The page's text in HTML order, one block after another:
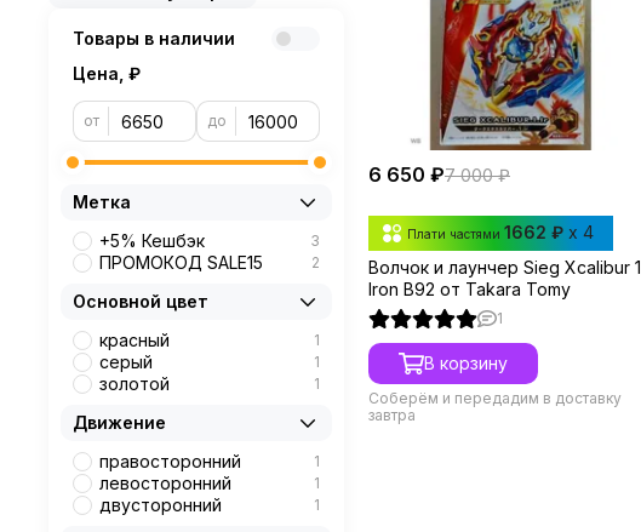
6 650 ₽7 000 ₽
Плати частями 1662 ₽ x 4
Волчок и лаунчер Sieg Xcalibur 1
Iron B92 от Takara Tomy
1
В корзину
Соберём и передадим в доставку
завтра
Товары в наличии
Цена, ₽
от до
Метка
+5% Кешбэк
3
ПРОМОКОД SALE15 2
Основной цвет
красный
1
серый 1
золотой 1
Движение
правосторонний
1
левосторонний 1
двусторонний 1